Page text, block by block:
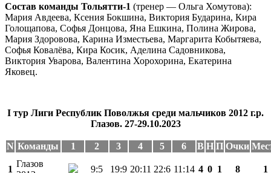
Состав команды Тольятти-1 (тренер — Ольга Хомутова):
Мария Авдеева, Ксения Бокшина, Виктория Бударина, Кира
Голощапова, Софья Донцова, Яна Ешкина, Полина Жирова,
Мария Здоровова, Карина Изместьева, Маргарита Кобытяева,
Софья Ковалёва, Кира Косик, Аделина Садовникова,
Виктория Уварова, Валентина Хорохорина, Екатерина
Яковец.
I тур Лиги Республик Поволжья среди мальчиков 2012 г.р.
Глазов. 27-29.10.2023
N Команды 1 2 3 4 5 6 В Н П Очки
1
Глазов
9:5 19:9 20:11 22:6 11:14 4 0 1 8 1